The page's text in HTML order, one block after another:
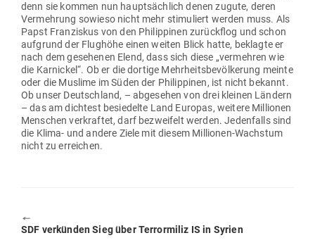
denn sie kommen nun haupt­sächlich denen zugute, deren
Ver­mehrung sowieso nicht mehr sti­mu­liert werden muss. Als
Papst Fran­ziskus von den Phil­ip­pinen zurückflog und schon
auf­grund der Flughöhe einen weiten Blick hatte, beklagte er
nach dem gese­henen Elend, dass sich diese „ver­mehren wie
die Kar­nickel“. Ob er die dortige Mehr­heits­be­völ­kerung meinte
oder die Muslime im Süden der Phil­ip­pinen, ist nicht bekannt.
Ob unser Deutschland, – abge­sehen von drei kleinen Ländern
– das am dichtest besie­delte Land Europas, weitere Mil­lionen
Men­schen ver­kraftet, darf bezweifelt werden. Jeden­falls sind
die Klima- und andere Ziele mit diesem Mil­lionen-Wachstum
nicht zu erreichen.
🠔
Previous
SDF ver­künden Sieg über Ter­ror­miliz IS in Syrien